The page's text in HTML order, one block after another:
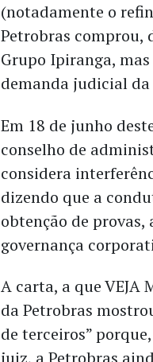
(notadamente o
Petrobras comprou,
Grupo Ipiranga,
demanda judicial da
Em 18 de junho
conselho de
considera
dizendo que a
obtenção de
governança
A carta, a que VEJA
da Petrobras
de terceiros”